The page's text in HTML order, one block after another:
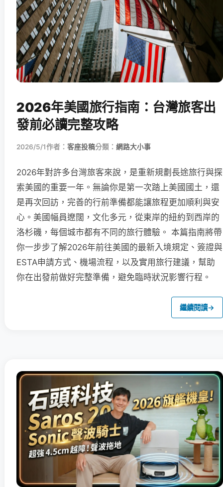
2026年美國旅行指南：台灣旅客出
發前必讀完整攻略
2026/5/1作者： 客座投稿分類： 網路大小事
2026年對許多台灣旅客來說，是重新規劃長途旅行與探
索美國的重要一年。無論你是第一次踏上美國國土，還
是再次回訪，完善的行前準備都能讓旅程更加順利與安
心。美國幅員遼闊，文化多元，從東岸的紐約到西岸的
洛杉磯，每個城市都有不同的旅行體驗。 本篇指南將帶
你一步步了解2026年前往美國的最新入境規定、簽證與
ESTA申請方式、機場流程，以及實用旅行建議，幫助
你在出發前做好完整準備，避免臨時狀況影響行程。
繼續閱讀→